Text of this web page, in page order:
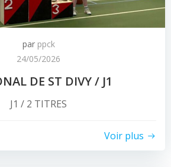
par ppck
24/05/2026
DE ST DIVY / J1
J1 / 2 TITRES
Voir plus